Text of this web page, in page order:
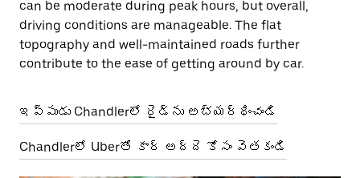
can be moderate during peak hours, but overall,
driving conditions are manageable. The flat
topography and well-maintained roads further
contribute to the ease of getting around by car.
ఇప్పుడు Chandlerలో రైడ్‌ను అభ్యర్థించండి
Chandlerలో Uberతో కార్ అద్దె కోసం వెతకండి